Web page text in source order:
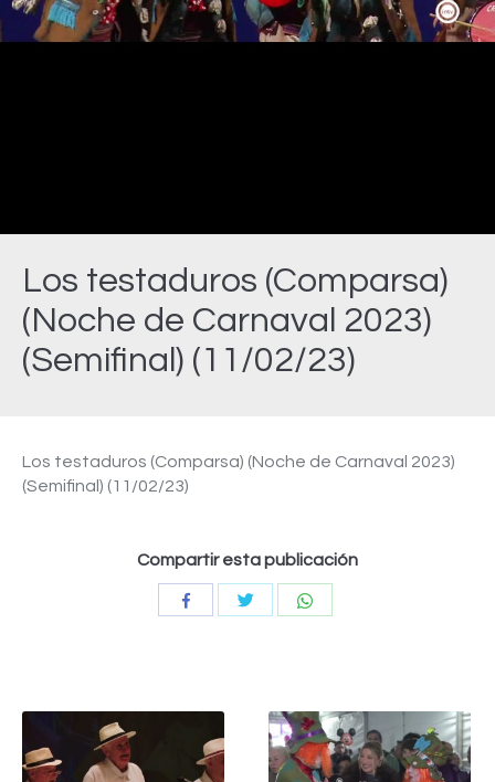
Los testaduros (Comparsa)
(Noche de Carnaval 2023)
(Semifinal) (11/02/23)
Video
Los testaduros (Comparsa) (Noche de Carnaval 2023)
(Semifinal) (11/02/23)
Compartir esta publicación
CompartirCompartir